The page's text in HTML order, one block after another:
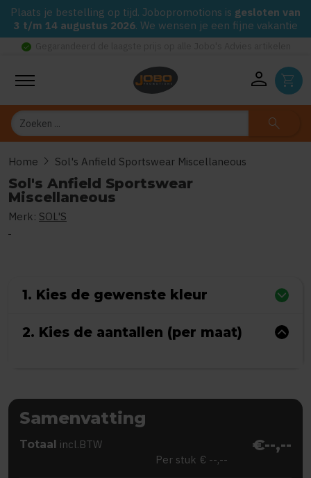
Plaats je bestelling op tijd. Jobopromotions is gesloten van
3 t/m 14 augustus 2026. We wensen je een fijne vakantie
check_circle
person shopping_cart
Zoeken search
Home chevron_right Sol's Anfield Sportswear Miscellaneous
Sol's Anfield Sportswear
Miscellaneous
Merk: SOL'S
1. Kies de gewenste kleur
2. Kies de aantallen (per maat)
Samenvatting
Totaal incl.BTW €--,--
Per stuk € --,--